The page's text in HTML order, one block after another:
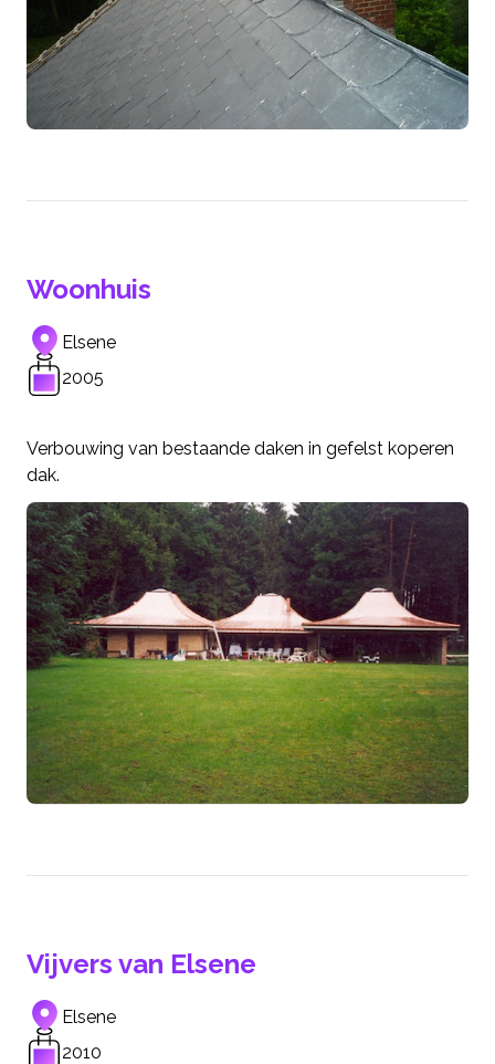
Woonhuis
Elsene
2005
Verbouwing van bestaande daken in gefelst koperen
dak.
Vijvers van Elsene
Elsene
2010